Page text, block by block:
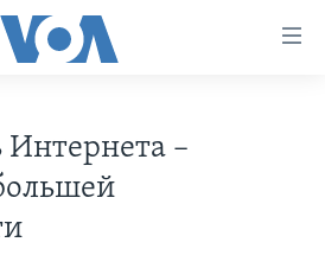
Интернета –